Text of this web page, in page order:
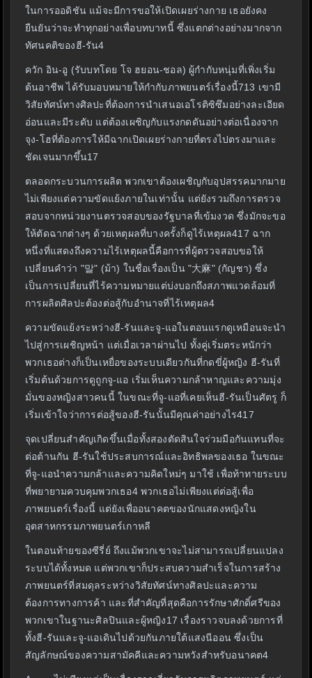
ในการออดิชัน แม้จะมีการขอให้เปิดเผยร่างกาย เธอยังคง
ยืนยันว่าจะทำทุกอย่างเพื่อบทบาทนี้ ซึ่งแตกต่างอย่างมากจาก
ทัศนคติของฮี-รัน4
ควัก อิน-อู (รับบทโดย โจ ฮยอน-ชอล) ผู้กำกับหนุ่มที่เพิ่งเริ่ม
ต้นอาชีพ ได้รับมอบหมายให้กำกับภาพยนตร์เรื่องนี้713 เขามี
วิสัยทัศน์ทางศิลปะที่ต้องการนำเสนอเอโรติซิซึมอย่างละเอียด
อ่อนและมีระดับ แต่ต้องเผชิญกับแรงกดดันอย่างต่อเนื่องจาก
จุง-โฮที่ต้องการให้มีฉากเปิดเผยร่างกายที่ตรงไปตรงมาและ
ชัดเจนมากขึ้น17
ตลอดกระบวนการผลิต พวกเขาต้องเผชิญกับอุปสรรคมากมาย
ไม่เพียงแต่ความขัดแย้งภายในเท่านั้น แต่ยังรวมถึงการตรวจ
สอบจากหน่วยงานตรวจสอบของรัฐบาลที่เข้มงวด ซึ่งมักจะขอ
ให้ตัดฉากต่างๆ ด้วยเหตุผลที่บางครั้งก็ดูไร้เหตุผล417 ฉาก
หนึ่งที่แสดงถึงความไร้เหตุผลนี้คือการที่ผู้ตรวจสอบขอให้
เปลี่ยนคำว่า "말" (ม้า) ในชื่อเรื่องเป็น "大麻" (กัญชา) ซึ่ง
เป็นการเปลี่ยนที่ไร้ความหมายแต่บ่งบอกถึงสภาพแวดล้อมที่
การผลิตศิลปะต้องต่อสู้กับอำนาจที่ไร้เหตุผล4
ความขัดแย้งระหว่างฮี-รันและจู-แอในตอนแรกดูเหมือนจะนำ
ไปสู่การเผชิญหน้า แต่เมื่อเวลาผ่านไป ทั้งคู่เริ่มตระหนักว่า
พวกเธอต่างก็เป็นเหยื่อของระบบเดียวกันที่กดขี่ผู้หญิง ฮี-รันที่
เริ่มต้นด้วยการดูถูกจู-แอ เริ่มเห็นความกล้าหาญและความมุ่ง
มั่นของหญิงสาวคนนี้ ในขณะที่จู-แอที่เคยเห็นฮี-รันเป็นศัตรู ก็
เริ่มเข้าใจว่าการต่อสู้ของฮี-รันนั้นมีคุณค่าอย่างไร417
จุดเปลี่ยนสำคัญเกิดขึ้นเมื่อทั้งสองตัดสินใจร่วมมือกันแทนที่จะ
ต่อต้านกัน ฮี-รันใช้ประสบการณ์และอิทธิพลของเธอ ในขณะ
ที่จู-แอนำความกล้าและความคิดใหม่ๆ มาใช้ เพื่อท้าทายระบบ
ที่พยายามควบคุมพวกเธอ4 พวกเธอไม่เพียงแต่ต่อสู้เพื่อ
ภาพยนตร์เรื่องนี้ แต่ยังเพื่ออนาคตของนักแสดงหญิงใน
อุตสาหกรรมภาพยนตร์เกาหลี
ในตอนท้ายของซีรี่ย์ ถึงแม้พวกเขาจะไม่สามารถเปลี่ยนแปลง
ระบบได้ทั้งหมด แต่พวกเขาก็ประสบความสำเร็จในการสร้าง
ภาพยนตร์ที่สมดุลระหว่างวิสัยทัศน์ทางศิลปะและความ
ต้องการทางการค้า และที่สำคัญที่สุดคือการรักษาศักดิ์ศรีของ
พวกเขาในฐานะศิลปินและผู้หญิง17 เรื่องราวจบลงด้วยการที่
ทั้งฮี-รันและจู-แอเดินไปด้วยกันภายใต้แสงนีออน ซึ่งเป็น
สัญลักษณ์ของความสามัคคีและความหวังสำหรับอนาคต4